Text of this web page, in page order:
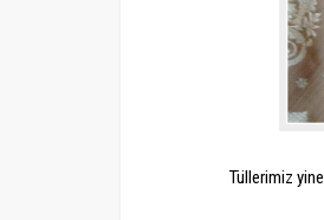
Tüllerimiz yine